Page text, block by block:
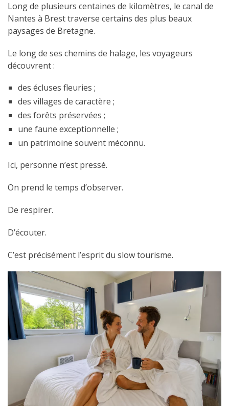
Long de plusieurs centaines de kilomètres, le canal de
Nantes à Brest traverse certains des plus beaux
paysages de Bretagne.
Le long de ses chemins de halage, les voyageurs
découvrent :
des écluses fleuries ;
des villages de caractère ;
des forêts préservées ;
une faune exceptionnelle ;
un patrimoine souvent méconnu.
Ici, personne n’est pressé.
On prend le temps d’observer.
De respirer.
D’écouter.
C’est précisément l’esprit du slow tourisme.